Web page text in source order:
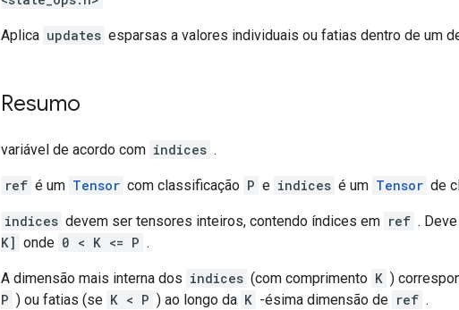
Aplica updates esparsas a valores individuais ou fatias dentro de um
Resumo
variável de acordo com indices .
ref é um Tensor com classificação P e indices é um Tensor de
indices devem ser tensores inteiros, contendo índices em ref .
K] onde 0 < K <= P .
A dimensão mais interna dos indices (com comprimento K )
P ) ou fatias (se K < P ) ao longo da K -ésima dimensão de ref .